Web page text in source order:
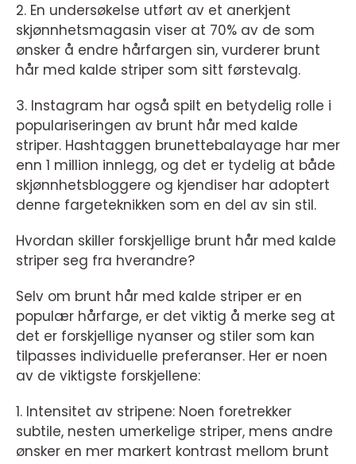
2. En undersøkelse utført av et anerkjent
skjønnhetsmagasin viser at 70% av de som
ønsker å endre hårfargen sin, vurderer brunt
hår med kalde striper som sitt førstevalg.
3. Instagram har også spilt en betydelig rolle i
populariseringen av brunt hår med kalde
striper. Hashtaggen brunettebalayage har mer
enn 1 million innlegg, og det er tydelig at både
skjønnhetsbloggere og kjendiser har adoptert
denne fargeteknikken som en del av sin stil.
Hvordan skiller forskjellige brunt hår med kalde
striper seg fra hverandre?
Selv om brunt hår med kalde striper er en
populær hårfarge, er det viktig å merke seg at
det er forskjellige nyanser og stiler som kan
tilpasses individuelle preferanser. Her er noen
av de viktigste forskjellene:
1. Intensitet av stripene: Noen foretrekker
subtile, nesten umerkelige striper, mens andre
ønsker en mer markert kontrast mellom brunt